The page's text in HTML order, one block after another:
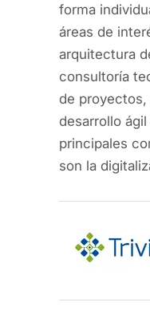
forma
áreas de
arquitectura
consultoría
de proyectos,
desarrollo
principales
son la